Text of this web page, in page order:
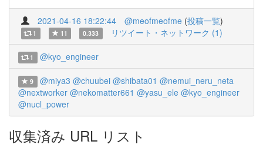
2021-04-16 18:22:44 @meofmeofme (投稿一覧)
1 11 0.333 リツイート・ネットワーク (1)
1 @kyo_engineer
9 @miya3 @chuubei @shibata01 @nemui_neru_neta
@nextworker @nekomatter661 @yasu_ele @kyo_engineer
@nucl_power
収集済み URL リスト